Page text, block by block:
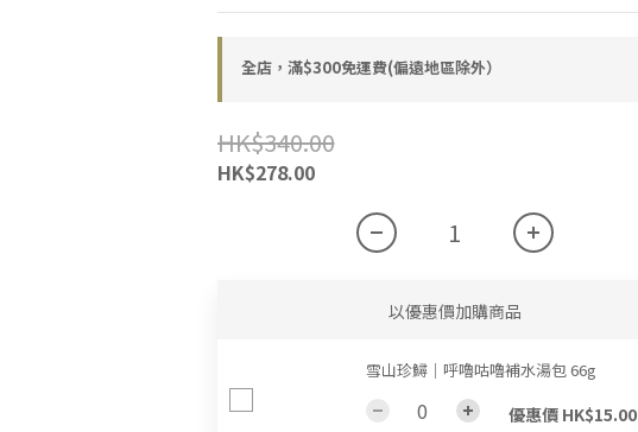
全店，滿$300免運費(偏遠地區除外）
HK$340.00
HK$278.00
以優惠價加購商品
雪山珍鱘｜呼嚕咕嚕補水湯包 66g
優惠價 HK$15.00